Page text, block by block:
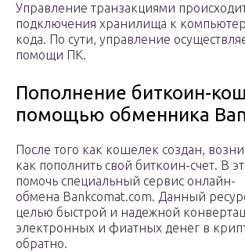
Управление транзакциями
подключения хранилища к
кода. По сути, управление
помощи ПК.
Пополнение биткоин-
помощью обменника
После того как кошелек создан,
как пополнить свой биткоин-счет. В
помочь специальный сервис онлайн-
обмена Bankcomat.com. Данный
целью быстрой и надежной
электронных и фиатных денег в
обратно.